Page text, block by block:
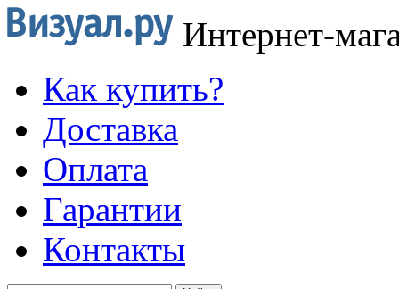
Интернет-
Как купить?
Доставка
Оплата
Гарантии
Контакты